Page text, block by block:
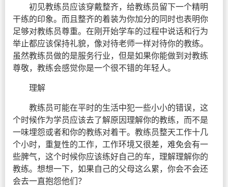
初见教练员应该穿戴整齐，给教练员留下一个精明
干练的印象。而且整齐的着装为你加分的同时也表明你
足够对教练员尊重。在刚开始学车的过程中说话和行为
举止都应该保持礼貌，像对待老师一样对待你的教练。
虽然教练员做的是服务行业，但是如果你能做到对教练
尊敬，教练会感觉你是一个很不错的年轻人。
理解
教练员可能在平时的生活中犯一些小小的错误，这
个时候作为学员应该去了解原因理解你的教练，而不是
一味埋怨或者和你的教练对着干。教练员整天工作十几
个小时，重复性的工作，工作环境又很差，难免会有一
些脾气，这个时候你应该练好自己的车，理解理解你的
教练。想想一下，如果自己的父母这么累，你会不会还
会去一直抱怨他们？